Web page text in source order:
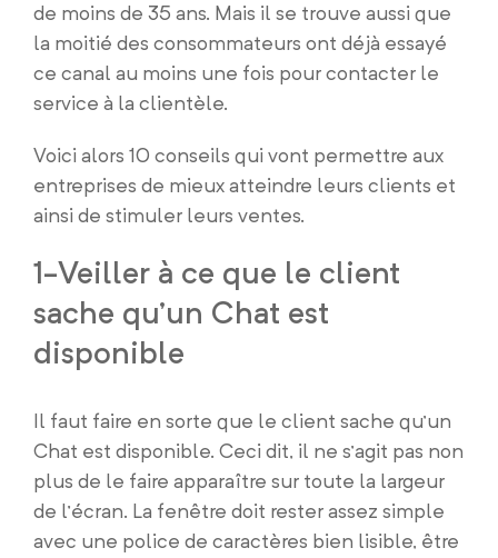
de moins de 35 ans. Mais il se trouve aussi que
la moitié des consommateurs ont déjà essayé
ce canal au moins une fois pour contacter le
service à la clientèle.
Voici alors 10 conseils qui vont permettre aux
entreprises de mieux atteindre leurs clients et
ainsi de stimuler leurs ventes.
1-Veiller à ce que le client
sache qu’un Chat est
disponible
Il faut faire en sorte que le client sache qu’un
Chat est disponible. Ceci dit, il ne s’agit pas non
plus de le faire apparaître sur toute la largeur
de l’écran. La fenêtre doit rester assez simple
avec une police de caractères bien lisible, être